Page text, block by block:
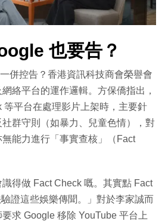
也要告？
併控告？香港資訊科技商會榮譽會
絡平台的運作邏輯。方保僑指出，
等平台在處理影片上架時，主要針
群守則（如暴力、兒童色情），對
能力進行「事實查核」（Fact
得做 Fact Check 嘅。其實點 Fact
證這些娛樂傳聞。」對於李家誠而
求 Google 移除 YouTube 平台上